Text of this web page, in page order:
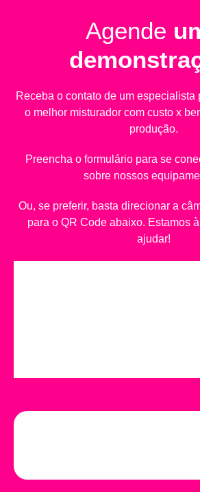
Agende
Receba o contato de um especialista
o melhor misturador com custo x
produção.
Preencha o formulário para se
sobre nossos
Ou, se preferir, basta direcionar a
para o QR Code abaixo. Estamos
ajudar!